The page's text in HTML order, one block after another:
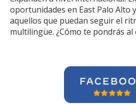
oportunidades en East Palo Alto
aquellos que puedan seguir el
multilingüe. ¿Cómo te pondrás al